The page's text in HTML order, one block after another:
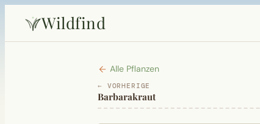
Wildfind
Alle Pflanzen
← VORHERIGE
Barbarakraut